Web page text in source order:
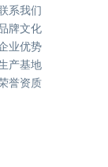
系我们
牌文化
业优势
产基地
誉资质